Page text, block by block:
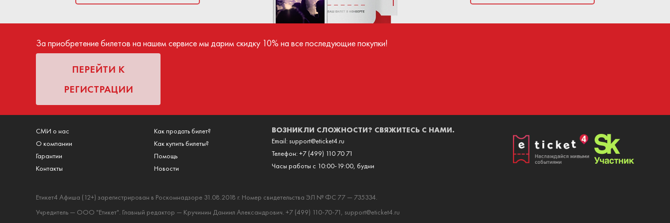
всеми хиты, так и треки со своего нового
альбома, выход которого запланирован на
гостям ярчайшие эмоции, впечатления и много
билета. Средства поступают продавцу только после успешного
За приобретение билетов на нашем сервисе мы дарим скидку 10% на все последующие покупки!
ПЕРЕЙТИ К
РЕГИСТРАЦИИ
СМИ о нас
О компании
Гарантии
Контакты
Как продать билет?
Как купить билеты?
Помощь
Новости
ВОЗНИКЛИ СЛОЖНОСТИ? СВЯЖИТЕСЬ С НАМИ.
Email:support@eticket4.ru
Телефон:+7 (499) 110 70 71
Часы работы с 10:00-19:00, будни
Етикет4 Афиша (12+) зарегистрирован в Роскомнадзоре 31.08.2018 г. Номер свидетельства ЭЛ № ФС 77 — 735334.
Учредитель — ООО "Етикет". Главный редактор — Кручинин Даниил Александрович. +7 (499) 110-70-71, support@eticket4.ru